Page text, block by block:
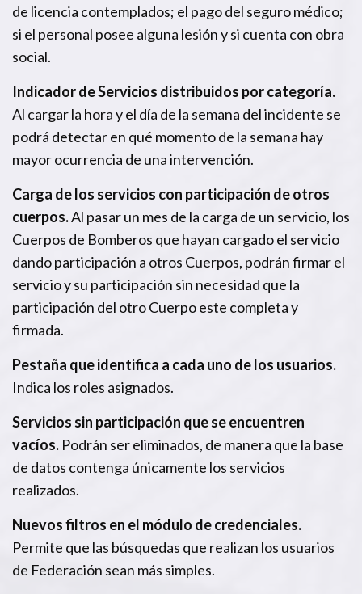
de licencia contemplados; el pago del seguro médico;
si el personal posee alguna lesión y si cuenta con obra
social.
Indicador de Servicios distribuidos por categoría.
Al cargar la hora y el día de la semana del incidente se
podrá detectar en qué momento de la semana hay
mayor ocurrencia de una intervención.
Carga de los servicios con participación de otros
cuerpos.Al pasar un mes de la carga de un servicio, los
Cuerpos de Bomberos que hayan cargado el servicio
dando participación a otros Cuerpos, podrán firmar el
servicio y su participación sin necesidad que la
participación del otro Cuerpo este completa y
firmada.
Pestaña que identifica a cada uno de los usuarios.
Indica los roles asignados.
Servicios sin participación que se encuentren
vacíos. Podrán ser eliminados, de manera que la base
de datos contenga únicamente los servicios
realizados.
Nuevos filtros en el módulo de credenciales.
Permite que las búsquedas que realizan los usuarios
de Federación sean más simples.